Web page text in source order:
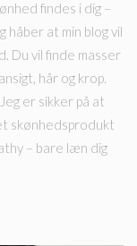
findes i dig –
håber at min blog vil
Du vil finde masser
hår og krop.
er sikker på at
skønhedsprodukt
– bare læn dig